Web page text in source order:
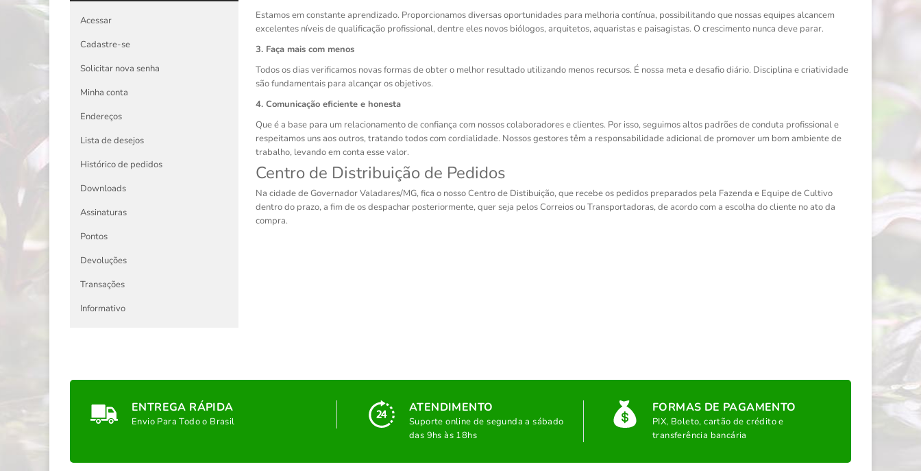
Acessar
Cadastre-se
Solicitar nova senha
Minha conta
Endereços
Lista de desejos
Histórico de pedidos
Downloads
Assinaturas
Pontos
Devoluções
Transações
Informativo
Estamos em constante aprendizado. Proporcionamos diversas oportunidades para melhoria contínua, possibilitando que nossas equipes alcancem
excelentes níveis de qualificação profissional, dentre eles novos biólogos, arquitetos, aquaristas e paisagistas. O crescimento nunca deve parar.
3. Faça mais com menos
Todos os dias verificamos novas formas de obter o melhor resultado utilizando menos recursos. É nossa meta e desafio diário. Disciplina e criatividade
são fundamentais para alcançar os objetivos.
4. Comunicação eficiente e honesta
Que é a base para um relacionamento de confiança com nossos colaboradores e clientes. Por isso, seguimos altos padrões de conduta profissional e
respeitamos uns aos outros, tratando todos com cordialidade. Nossos gestores têm a responsabilidade adicional de promover um bom ambiente de
trabalho, levando em conta esse valor.
Centro de Distribuição de Pedidos
Na cidade de Governador Valadares/MG, fica o nosso Centro de Distibuição, que recebe os pedidos preparados pela Fazenda e Equipe de Cultivo
dentro do prazo, a fim de os despachar posteriormente, quer seja pelos Correios ou Transportadoras, de acordo com a escolha do cliente no ato da
compra.
ENTREGA RÁPIDA
Envio Para Todo o Brasil
ATENDIMENTO
Suporte online de segunda a sábado
das 9hs às 18hs
FORMAS DE PAGAMENTO
PIX, Boleto, cartão de crédito e
transferência bancária